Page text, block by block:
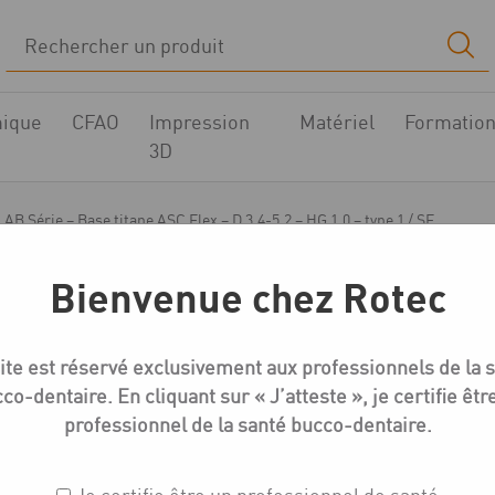
CFAO
Impression
3D
Matériel
AB Série – Base titane ASC Flex – D 3.4-5.2 – HG 1.0 – type 1 / SF
AB Série – Base titane
HG 1.0 – type 1 / SF
Bienvenue chez Rotec
est réservé exclusivement aux professionnels de la
dentaire. En cliquant sur « J’atteste », je certifie
professionnel de la santé bucco-dentaire.